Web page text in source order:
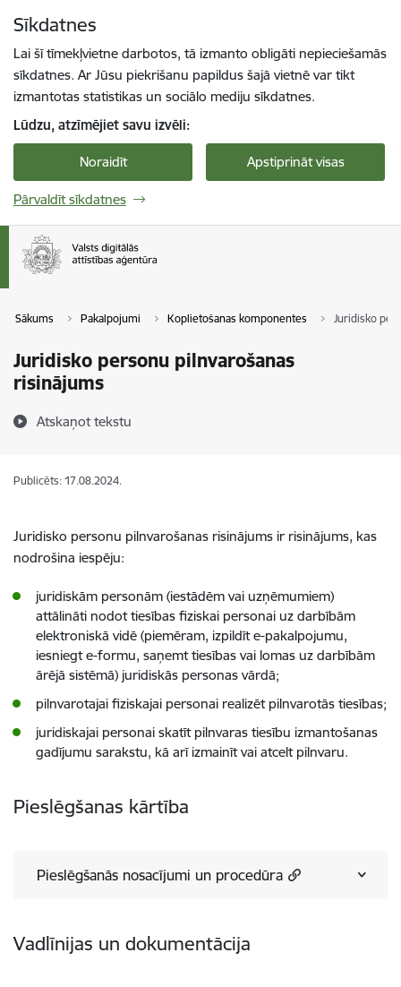
Sīkdatnes
Lai šī tīmekļvietne darbotos, tā izmanto obligāti nepieciešamās
sīkdatnes. Ar Jūsu piekrišanu papildus šajā vietnē var tikt
izmantotas statistikas un sociālo mediju sīkdatnes.
Lūdzu, atzīmējiet savu izvēli:
Noraidīt Apstiprināt visas
Pārvaldīt sīkdatnes
Sākums Pakalpojumi Koplietošanas komponentes Juridisko
Juridisko personu pilnvarošanas
risinājums
Atskaņot tekstu
Publicēts: 17.08.2024.
Juridisko personu pilnvarošanas risinājums ir risinājums, kas
nodrošina iespēju:
juridiskām personām (iestādēm vai uzņēmumiem)
attālināti nodot tiesības fiziskai personai uz darbībām
elektroniskā vidē (piemēram, izpildīt e-pakalpojumu,
iesniegt e-formu, saņemt tiesības vai lomas uz darbībām
ārējā sistēmā) juridiskās personas vārdā;
pilnvarotajai fiziskajai personai realizēt pilnvarotās tiesības;
juridiskajai personai skatīt pilnvaras tiesību izmantošanas
gadījumu sarakstu, kā arī izmainīt vai atcelt pilnvaru.
Pieslēgšanas kārtība
Pieslēgšanās nosacījumi un procedūra
Vadlīnijas un dokumentācija